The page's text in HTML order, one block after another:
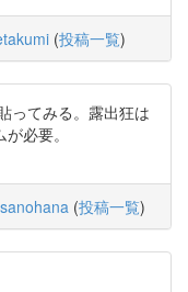
(投稿一覧)
ってみる。露出狂は
必要。
(投稿一覧)